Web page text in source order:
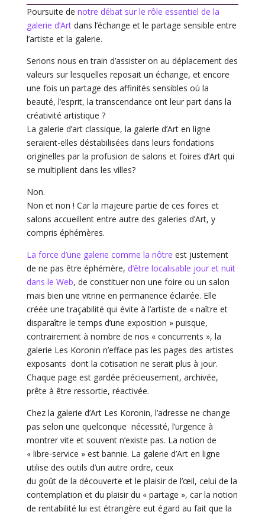
Poursuite de notre débat sur le rôle essentiel de la
galerie d’Artdans l’échange et le partage sensible entre
l’artiste et la galerie.
Serions nous en train d’assister on au déplacement des
valeurs sur lesquelles reposait un échange, et encore
une fois un partage des affinités sensibles où la
beauté, l’esprit, la transcendance ont leur part dans la
créativité artistique ?
La galerie d’art classique, la galerie d’Art en ligne
seraient-elles déstabilisées dans leurs fondations
originelles par la profusion de salons et foires d’Art qui
se multiplient dans les villes?
Non.
Non et non ! Car la majeure partie de ces foires et
salons accueillent entre autre des galeries d’Art, y
compris éphémères.
La force d’une galerie comme la nôtre est justement
de ne pas être éphémère, d’être localisable jour et nuit
dans le Web, de constituer non une foire ou un salon
mais bien une vitrine en permanence éclairée. Elle
créée une traçabilité qui évite à l’artiste de « naître et
disparaître le temps d’une exposition » puisque,
contrairement à nombre de nos « concurrents », la
galerie Les Koronin n’efface pas les pages des artistes
exposants dont la cotisation ne serait plus à jour.
Chaque page est gardée précieusement, archivée,
prête à être ressortie, réactivée.
Chez la galerie d’Art Les Koronin, l’adresse ne change
pas selon une quelconque nécessité, l’urgence à
montrer vite et souvent n’existe pas. La notion de
« libre-service » est bannie. La galerie d’Art en ligne
utilise des outils d’un autre ordre, ceux
du goût de la découverte et le plaisir de l’œil, celui de la
contemplation et du plaisir du « partage », car la notion
de rentabilité lui est étrangère eut égard au fait que la